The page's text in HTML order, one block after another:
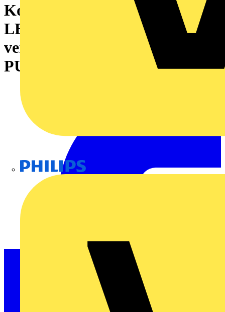
Koppelrelais, 120 V AC ±10 %,
LED grün, 2 Wechsler (AgNi
vergoldet) , 250 V AC, 8 A,
PUSH IN